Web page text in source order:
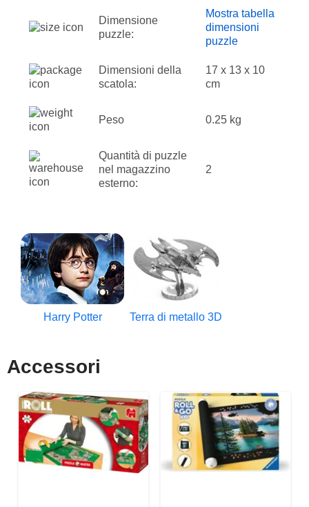
Dimensione
puzzle:
Mostra tabella
dimensioni
puzzle
Dimensioni della
scatola:
17 x 13 x 10
cm
Peso 0.25 kg
Quantità di puzzle
nel magazzino
esterno:
2
Harry Potter Terra di metallo 3D
Accessori